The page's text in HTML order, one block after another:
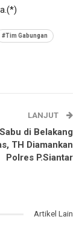
#Tim Gabungan
LANJUT
di Belakang
TH Diamankan
Polres P.Siantar
Artikel Lain